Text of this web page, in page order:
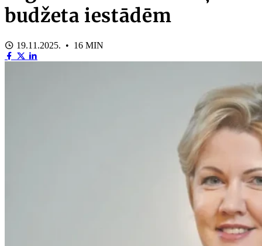
budžeta iestādēm
19.11.2025. • 16 MIN